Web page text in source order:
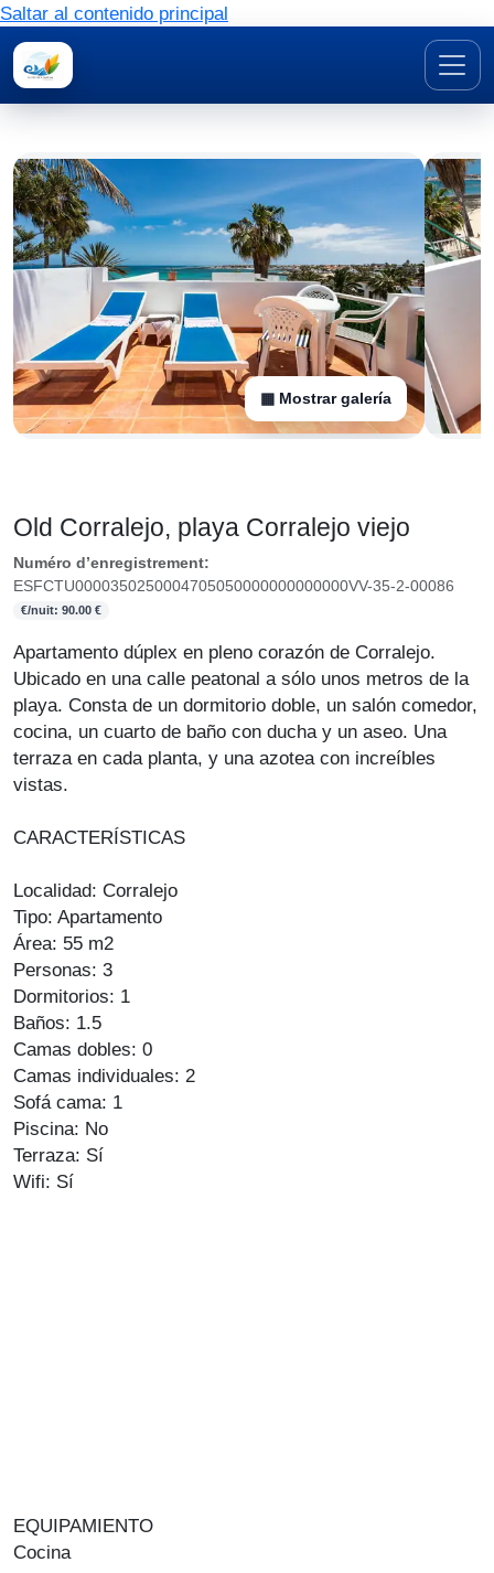
Saltar al contenido principal
▦ Mostrar galería
Old Corralejo, playa Corralejo viejo
Numéro d’enregistrement:
ESFCTU0000350250004705050000000000000VV-35-2-00086
€/nuit: 90.00 €
Apartamento dúplex en pleno corazón de Corralejo.
Ubicado en una calle peatonal a sólo unos metros de la
playa. Consta de un dormitorio doble, un salón comedor,
cocina, un cuarto de baño con ducha y un aseo. Una
terraza en cada planta, y una azotea con increíbles
vistas.
CARACTERÍSTICAS
Localidad: Corralejo
Tipo: Apartamento
Área: 55 m2
Personas: 3
Dormitorios: 1
Baños: 1.5
Camas dobles: 0
Camas individuales: 2
Sofá cama: 1
Piscina: No
Terraza: Sí
Wifi: Sí
EQUIPAMIENTO
Cocina